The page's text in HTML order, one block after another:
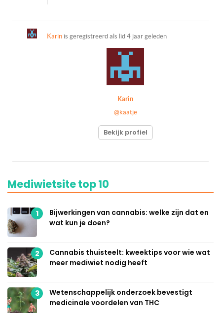
Karin is geregistreerd als lid 4 jaar geleden
Karin
@kaatje
Bekijk profiel
Mediwietsite top 10
1
Bijwerkingen van cannabis: welke zijn dat en
wat kun je doen?
2
Cannabis thuisteelt: kweektips voor wie wat
meer mediwiet nodig heeft
3
Wetenschappelijk onderzoek bevestigt
medicinale voordelen van THC